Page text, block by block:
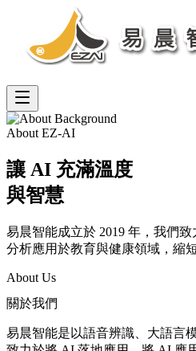
About EZ-AI
讓 AI 充滿溫度
與智慧
易晨智能成立於 2019 年，我們
分析應用於教育與健康領域，縮
About Us
關於我們
易晨智能是以語音辨識、大語言